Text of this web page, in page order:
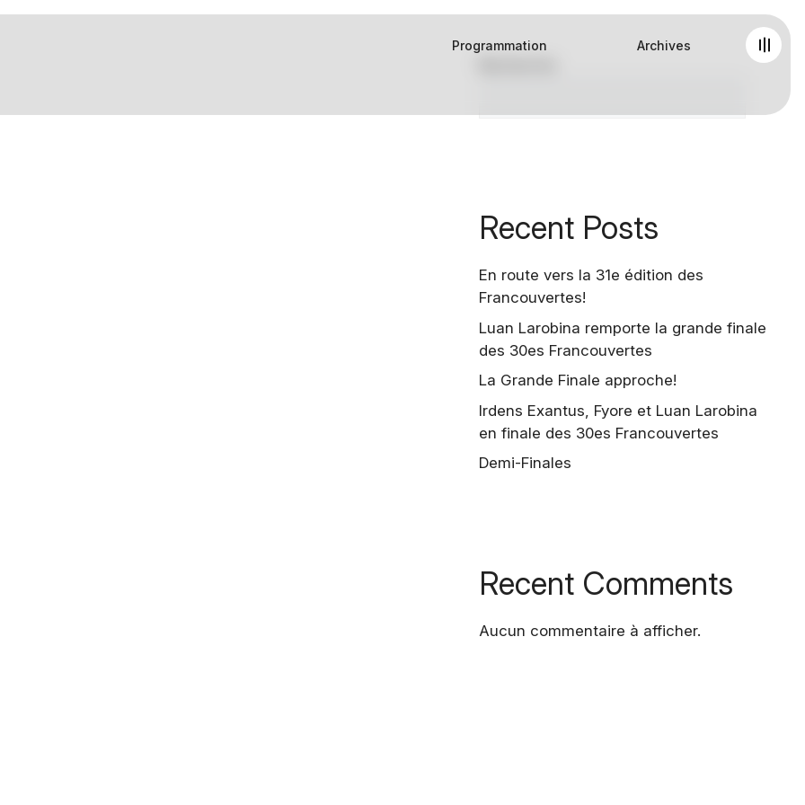
Programmation Archives
Recent Posts
En route vers la 31e édition des
Francouvertes!
Luan Larobina remporte la grande finale
des 30es Francouvertes
La Grande Finale approche!
Irdens Exantus, Fyore et Luan Larobina
en finale des 30es Francouvertes
Demi-Finales
Recent Comments
Aucun commentaire à afficher.